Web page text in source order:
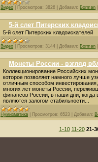
Видео Просмотров: 3826 Добавил: Borman
5-й слет Питерских
5-й слет Питерских кладоискателей
Видео Просмотров: 3144 Добавил: Borman
Монеты России - взгляд
Коллекционирование Российских
которое позволяет намного лучше
отличным способом
многих лет монеты России,
финансов России, в наши дни,
являются залогом стабильности...
Нумизматика Просмотров: 6523 Добавил:
1-10 11-20 21-